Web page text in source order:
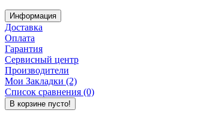
Информация
Доставка
Оплата
Гарантия
Сервисный центр
Производители
Мои Закладки (2)
Список сравнения (0)
В корзине пусто!